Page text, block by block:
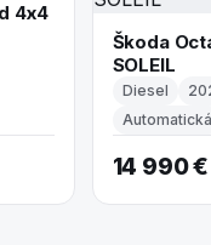
4x4
Škoda
SOLEIL
Diesel
Automatická
14 990 €